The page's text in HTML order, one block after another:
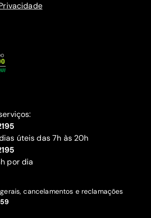
úteis das 7h às 20h
por dia
cancelamentos e reclamações